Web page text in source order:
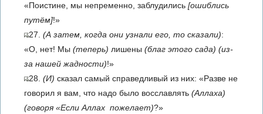
«Поистине, мы непременно, заблудились [ошиблись
путём]!»
27. (А затем, когда они узнали его, то сказали):
«О, нет! Мы (теперь) лишены (благ этого сада) (из-
за нашей жадности)!»
28. (И) сказал самый справедливый из них: «Разве не
говорил я вам, что надо было восславлять (Аллаха)
(говоря «Если Аллах пожелает)?»